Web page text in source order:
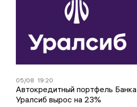
05/08 19:20
Автокредитный портфель Банка
Уралсиб вырос на 23%